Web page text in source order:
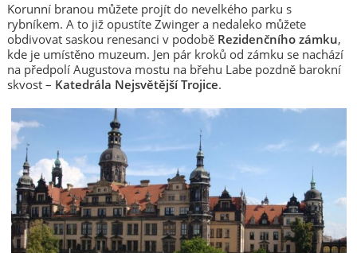
Korunní branou můžete projít do nevelkého parku s
rybníkem. A to již opustíte Zwinger a nedaleko můžete
obdivovat saskou renesanci v podobě Rezidenčního zámku,
kde je umístěno muzeum. Jen pár kroků od zámku se nachází
na předpolí Augustova mostu na břehu Labe pozdně barokní
skvost – Katedrála Nejsvětější Trojice.